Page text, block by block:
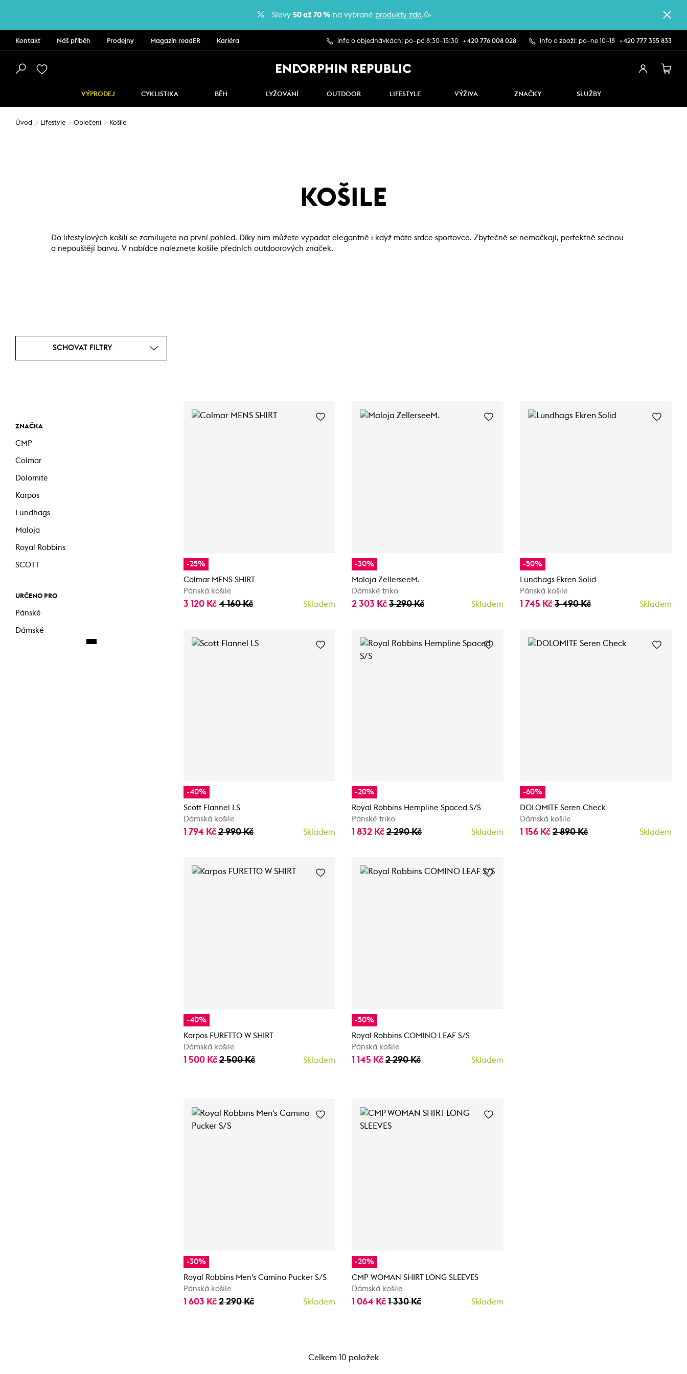
Slevy 50 až 70 % na vybrané produkty zde.🥳
Kontakt Náš příběh Prodejny Magazín readER Kariéra info o objednávkách: po–pá 8:30–15:30 +420 776 008 028 info o zboží: po–ne 10–18 +420 777 355 833
VÝPRODEJ CYKLISTIKA BĚH LYŽOVÁNÍ OUTDOOR LIFESTYLE VÝŽIVA ZNAČKY SLUŽBY
Úvod Lifestyle Oblečení Košile
KOŠILE
Do lifestylových košilí se zamilujete na první pohled. Díky nim můžete vypadat elegantně i když máte srdce sportovce. Zbytečně se nemačkají, perfektně sednou
a nepouštějí barvu. V nabídce naleznete košile předních outdoorových značek.
SCHOVAT FILTRY
ZNAČKA
CMP
Colmar
Dolomite
Karpos
Lundhags
Maloja
Royal Robbins
SCOTT
URČENO PRO
Pánské
Dámské
-25%
Colmar MENS SHIRT
Pánská košile
3 120 Kč 4 160 Kč Skladem
-30%
Maloja ZellerseeM.
Dámské triko
2 303 Kč 3 290 Kč Skladem
-50%
Lundhags Ekren Solid
Pánská košile
1 745 Kč 3 490 Kč Skladem
-40%
Scott Flannel LS
Dámská košile
1 794 Kč 2 990 Kč Skladem
-20%
Royal Robbins Hempline Spaced S/S
Pánské triko
1 832 Kč 2 290 Kč Skladem
-60%
DOLOMITE Seren Check
Dámská košile
1 156 Kč 2 890 Kč Skladem
-40%
Karpos FURETTO W SHIRT
Dámská košile
1 500 Kč 2 500 Kč Skladem
-50%
Royal Robbins COMINO LEAF S/S
Pánská košile
1 145 Kč 2 290 Kč Skladem
-30%
Royal Robbins Men's Camino Pucker S/S
Pánská košile
1 603 Kč 2 290 Kč Skladem
-20%
CMP WOMAN SHIRT LONG SLEEVES
Dámská košile
1 064 Kč 1 330 Kč Skladem
Celkem 10 položek